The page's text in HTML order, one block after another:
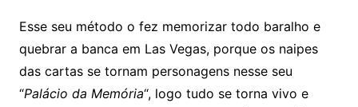
Esse seu método o fez memorizar todo baralho e
quebrar a banca em Las Vegas, porque os naipes
das cartas se tornam personagens nesse seu
“Palácio da Memória“, logo tudo se torna vivo e